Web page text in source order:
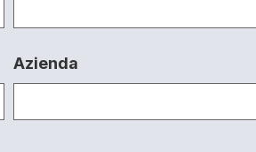
Azienda